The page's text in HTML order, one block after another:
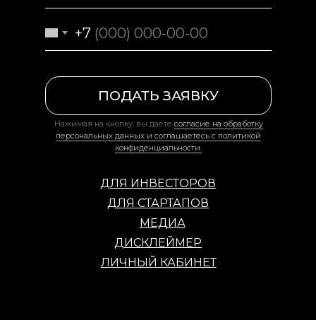
ДЛЯ ИНВЕСТОРОВ
ДЛЯ СТАРТАПОВ
+7
ПОДАТЬ ЗАЯВКУ
Нажимая на кнопку, вы даете согласие на обработку
персональных данных и соглашаетесь c политикой
конфиденциальности.
МЕДИА
ДИСКЛЕЙМЕР
ЛИЧНЫЙ КАБИНЕТ